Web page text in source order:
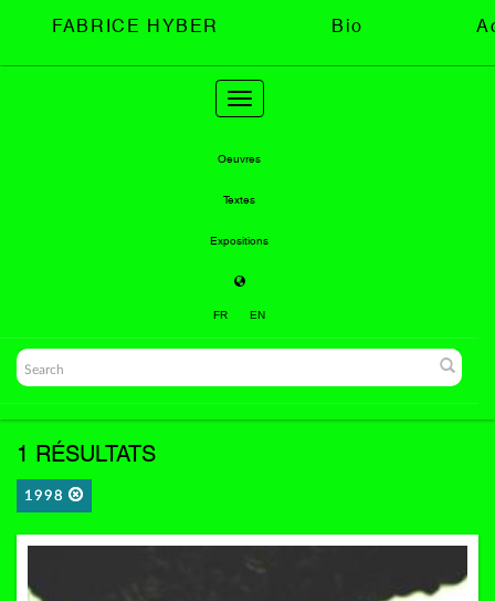
FABRICE HYBER Bio
Toggle
navigation
Oeuvres
Textes
Expositions
FR EN
1 RÉSULTATS
1998